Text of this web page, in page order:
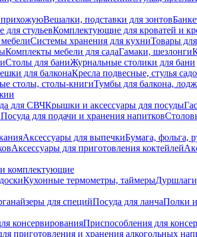
прихожуюВешалки, подставки для зонтов
стульевКомплектующие для кроватей и
Системы хранения для кухниТовары
Комплекты мебели для садаГамаки, шезлонги
Столы для баниЖурнальные столики для бани
для балконаКресла подвесные, стулья
столы, столы-книгиТумбы для балкона,
для СВЧКрышки и аксессуары для посуды
Посуда для подачи и хранения напитков
Аксессуары для выпечкиБумага, фольга,
Аксессуары для приготовления коктейлей
комплектующие
Кухонные термометры, таймеры
для специйПосуда для ланчаПолки и
консервированияПриспособления для
приготовления и хранения алкогольных